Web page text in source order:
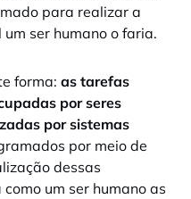
para realizar a
ser humano o faria.
forma: as tarefas
por seres
por sistemas
por meio de
dessas
um ser humano as